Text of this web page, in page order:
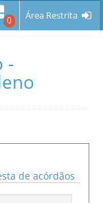
0 Área Restrita
-
de acórdãos